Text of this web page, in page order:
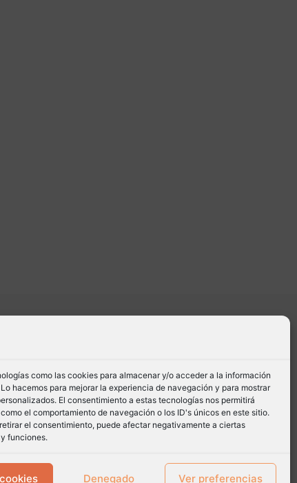
como las cookies para almacenar y/o acceder a la información
hacemos para mejorar la experiencia de navegación y para mostrar
El consentimiento a estas tecnologías nos permitirá
el comportamiento de navegación o los ID's únicos en este sitio.
el consentimiento, puede afectar negativamente a ciertas
funciones.
Denegado Ver preferencias